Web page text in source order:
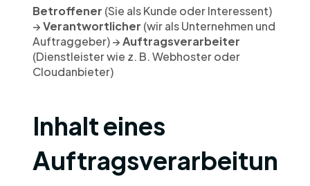
Betroffener (Sie als Kunde oder Interessent)
→ Verantwortlicher (wir als Unternehmen und
Auftraggeber) → Auftragsverarbeiter
(Dienstleister wie z. B. Webhoster oder
Cloudanbieter)
Inhalt eines
Auftragsverarbeitun